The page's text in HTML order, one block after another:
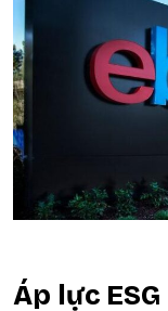
Áp lực